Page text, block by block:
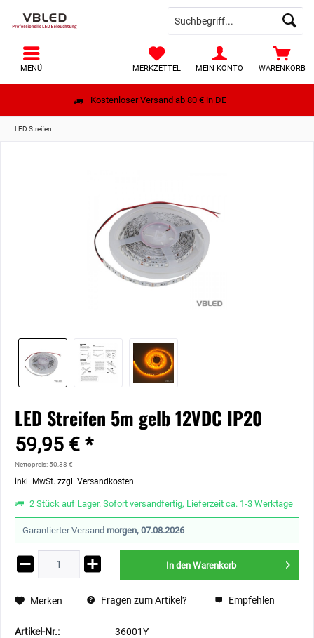
Kostenloser Versand ab 80 € in DE
WARENKORB
MERKZETTEL MEIN KONTO
MENÜ
LED Streifen
LED Streifen 5m gelb 12VDC IP20
59,95 € *
Nettopreis: 50,38 €
inkl. MwSt. zzgl. Versandkosten
2 Stück auf Lager. Sofort versandfertig, Lieferzeit ca. 1-3 Werktage
Garantierter Versand morgen, 07.08.2026
In den Warenkorb
Merken Fragen zum Artikel? Empfehlen
Artikel-Nr.:
36001Y